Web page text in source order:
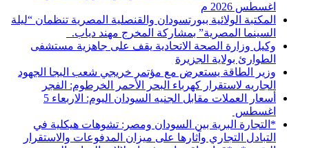
اغسطس 2026 م
المكتبة الولائية ببورتسودان والقنصلية المصرية تنظمان “ليلة
السينما المصرية” بمشاركة المخرج مهند دياب. ​
وكيل وزارة الصحة الاتحادية يقف على جاهزية مستشفى
الطوارئ بولاية الجزيرة
وزير الطاقة يستعرض مع مؤتمر خريجي شعب البجا الجهود
الجاريه لاستقرار كهرباء البحر الأحمر الخرطوم: الفجر
أسعار العملات مقابل الجنيه السودان اليوم: الاربعاء 5
اغسطس
*التجارة البرية بين السودان ومصر: تشوهات هيكلية في
التبادل التجاري وآثارها على ميزان المدفوعات والاستقرار